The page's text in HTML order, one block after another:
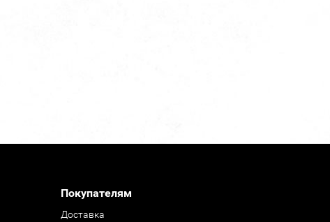
Покупателям
Доставка